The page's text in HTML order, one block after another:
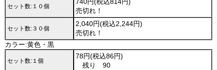
セット数:１０個
売切れ！
セット数:３０個
2,040円(税込2,244円)
売切れ！
カラー:黄色・黒
セット数:１個
78円(税込86円)
残り 90